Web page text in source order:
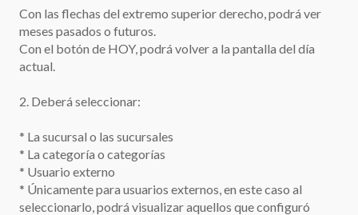
Con las flechas del extremo superior derecho, podrá ver
meses pasados o futuros.
Con el botón de HOY, podrá volver a la pantalla del día
actual.
2. Deberá seleccionar:
* La sucursal o las sucursales
* La categoría o categorías
* Usuario externo
* Únicamente para usuarios externos, en este caso al
seleccionarlo, podrá visualizar aquellos que configuró